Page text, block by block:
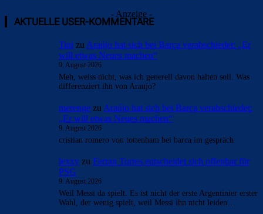
- Anzeige -
AKTUELLE USER-KOMMENTARE
Tini zu Araújo hat sich bei Barça verabschiedet: „Er
will etwas Neues machen“
9. August 2026
Meh, weiss nicht, was ich generell davon halten soll. Was
differenziert ihn von Araujo?
merenge zu Araújo hat sich bei Barça verabschiedet:
„Er will etwas Neues machen“
9. August 2026
cristian romero von tottenham bei barca im gespräch
lexxy zu Ferran Torres entscheidet sich offenbar für
PSG
9. August 2026
Weil Messi da spielt. Es ist nicht der erste Argentinier erster
Wahl, der wenig spielt, weil Messi ihn nicht leiden…